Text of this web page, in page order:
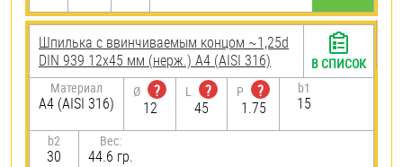
Шпилька c ввинчиваемым концом ~1,25d
DIN 939 12х45 мм (нерж.) A4 (AISI 316)
Материал
A4 (AISI 316)
Ø
?
12
L
?
45
P
?
1.75
b1
15
b2
30
Вес:
44.6 гр.
В СПИСОК